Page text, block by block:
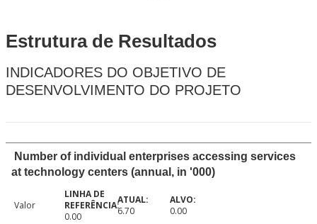
Estrutura de Resultados
INDICADORES DO OBJETIVO DE
DESENVOLVIMENTO DO PROJETO
Number of individual enterprises accessing services
at technology centers (annual, in '000)
Valor
0.00
6.70 0.00